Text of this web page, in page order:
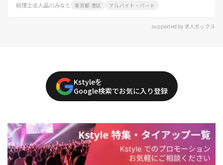
税理士法人品川みなと 東京都 港区 アルバイト・パート
supported by 求人ボックス
Kstyleを
Google検索でお気に入り登録